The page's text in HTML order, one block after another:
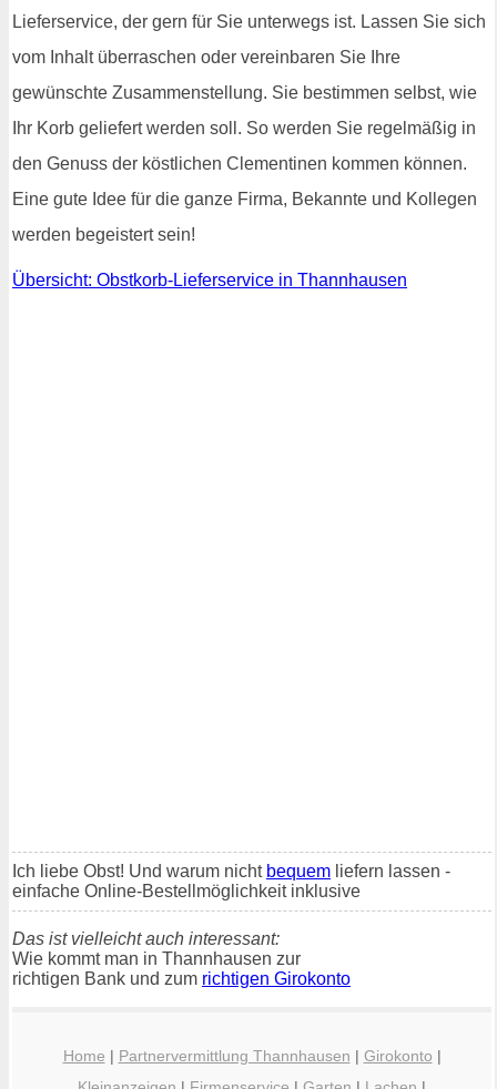
Lieferservice, der gern für Sie unterwegs ist. Lassen Sie sich
vom Inhalt überraschen oder vereinbaren Sie Ihre
gewünschte Zusammenstellung. Sie bestimmen selbst, wie
Ihr Korb geliefert werden soll. So werden Sie regelmäßig in
den Genuss der köstlichen Clementinen kommen können.
Eine gute Idee für die ganze Firma, Bekannte und Kollegen
werden begeistert sein!
Übersicht: Obstkorb-Lieferservice in Thannhausen
Ich liebe Obst! Und warum nicht bequem liefern lassen -
einfache Online-Bestellmöglichkeit inklusive
Das ist vielleicht auch interessant:
Wie kommt man in Thannhausen zur
richtigen Bank und zum richtigen Girokonto
Home | Partnervermittlung Thannhausen | Girokonto |